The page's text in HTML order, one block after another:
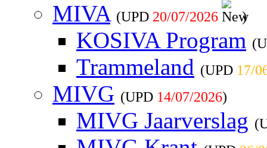
MIVA (UPD 20/07/2026 )
KOSIVA Program
Trammeland (UPD 17/
MIVG (UPD 14/07/2026)
MIVG Jaarverslag